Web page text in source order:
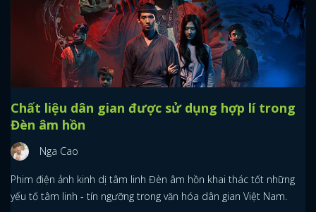
Chất liệu dân gian được sử dụng hợp lí trong
Đèn âm hồn
Nga Cao
Phim điện ảnh kinh dị tâm linh Đèn âm hồn khai thác tốt những
yếu tố tâm linh - tín ngưỡng trong văn hóa dân gian Việt Nam.